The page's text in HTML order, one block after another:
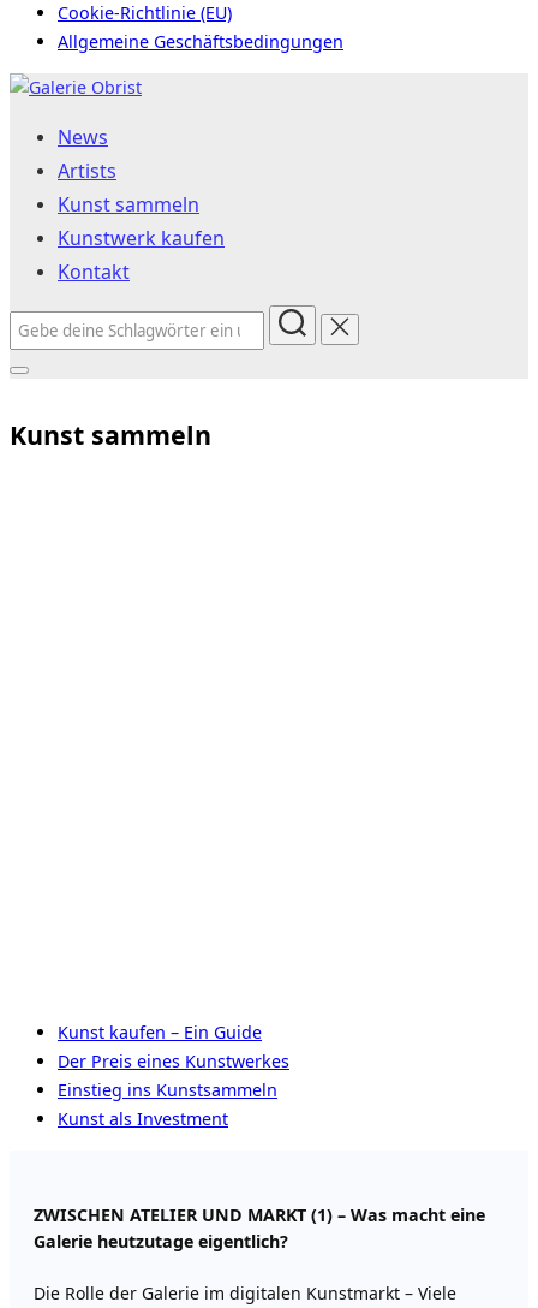
Cookie-Richtlinie (EU)
Allgemeine Geschäftsbedingungen
Zum
springenNews
Artists
Kunst sammeln
Kunstwerk kaufen
Kontakt
Suchen
nach:
Seitenleiste
Navigation
umschalten
Kunst sammeln
Kunst kaufen – Ein Guide
Der Preis eines Kunstwerkes
Einstieg ins Kunstsammeln
Kunst als Investment
ZWISCHEN ATELIER UND MARKT (1) – Was macht eine
Galerie heutzutage eigentlich?
Die Rolle der Galerie im digitalen Kunstmarkt – Viele